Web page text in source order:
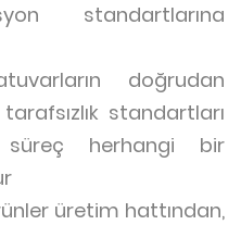
standartlarına
doğrudan
standartları
herhangi bir
üretim hattından,